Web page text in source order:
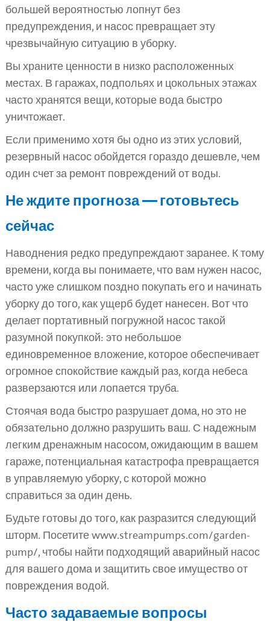
большей вероятностью лопнут без
предупреждения, и насос превращает эту
чрезвычайную ситуацию в уборку.
Вы храните ценности в низко расположенных
местах. В гаражах, подпольях и цокольных этажах
часто хранятся вещи, которые вода быстро
уничтожает.
Если применимо хотя бы одно из этих условий,
резервный насос обойдется гораздо дешевле, чем
один счет за ремонт повреждений от воды.
Не ждите прогноза — готовьтесь
сейчас
Наводнения редко предупреждают заранее. К тому
времени, когда вы понимаете, что вам нужен насос,
часто уже слишком поздно покупать его и начинать
уборку до того, как ущерб будет нанесен. Вот что
делает портативный погружной насос такой
разумной покупкой: это небольшое
единовременное вложение, которое обеспечивает
огромное спокойствие каждый раз, когда небеса
разверзаются или лопается труба.
Стоячая вода быстро разрушает дома, но это не
обязательно должно разрушить ваш. С надежным
легким дренажным насосом, ожидающим в вашем
гараже, потенциальная катастрофа превращается
в управляемую уборку, с которой можно
справиться за один день.
Будьте готовы до того, как разразится следующий
шторм. Посетите www.streampumps.com/garden-
pump/, чтобы найти подходящий аварийный насос
для вашего дома и защитить свое имущество от
повреждения водой.
Часто задаваемые вопросы